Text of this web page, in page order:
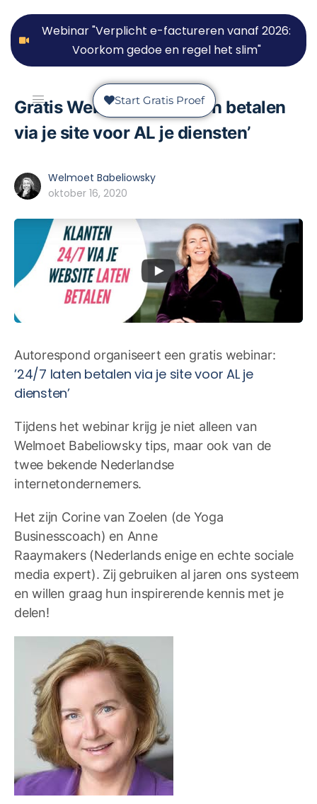
Webinar "Verplicht e-factureren vanaf 2026:
Voorkom gedoe en regel het slim"
Start Gratis Proef
Gratis Webinar ’24/7 laten betalen
via je site voor AL je diensten’
Welmoet Babeliowsky
oktober 16, 2020
Autorespond organiseert een gratis webinar:
’24/7 laten betalen via je site voor AL je
diensten’
Tijdens het webinar krijg je niet alleen van
Welmoet Babeliowsky tips, maar ook van de
twee bekende Nederlandse
internetondernemers.
Het zijn Corine van Zoelen (de Yoga
Businesscoach) en Anne
Raaymakers (Nederlands enige en echte sociale
media expert). Zij gebruiken al jaren ons systeem
en willen graag hun inspirerende kennis met je
delen!